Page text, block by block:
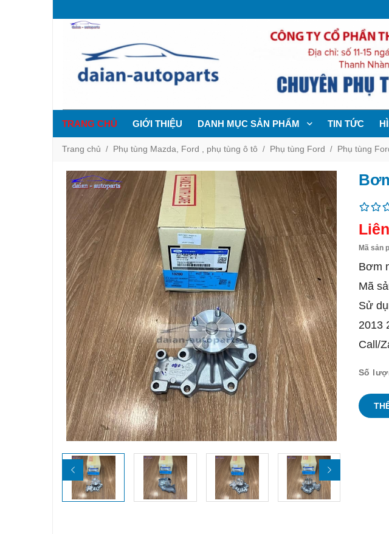
TRANG CHỦ GIỚI THIỆU DANH MỤC SẢN PHẨM TIN TỨC
Trang chủ Phụ tùng Mazda, Ford , phụ tùng ô tô Phụ tùng Ford Phụ tùng
Mã sản
Bơm
Mã
Sử
2013
Call/
Số